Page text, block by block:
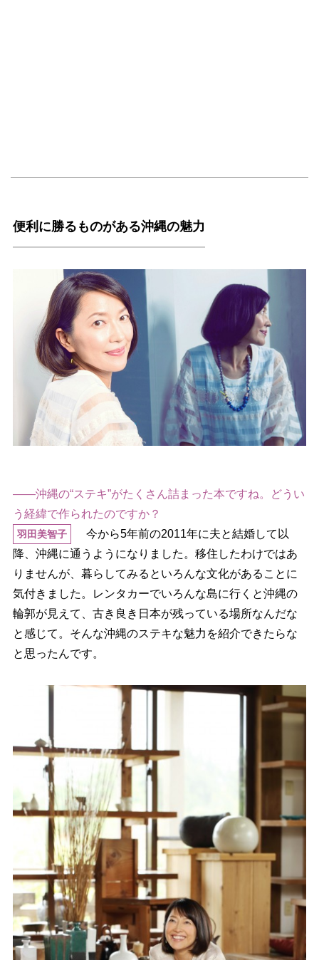
便利に勝るものがある沖縄の魅力
――沖縄の“ステキ”がたくさん詰まった本ですね。どうい
う経緯で作られたのですか？
羽田美智子
今から5年前の2011年に夫と結婚して以
降、沖縄に通うようになりました。移住したわけではあ
りませんが、暮らしてみるといろんな文化があることに
気付きました。レンタカーでいろんな島に行くと沖縄の
輪郭が見えて、古き良き日本が残っている場所なんだな
と感じて。そんな沖縄のステキな魅力を紹介できたらな
と思ったんです。